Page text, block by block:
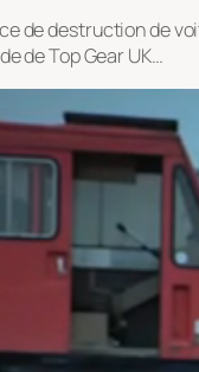
de destruction de
de Top Gear UK…